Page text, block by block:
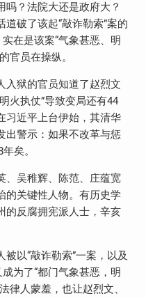
吗？法院大还是政府大？
破了该起“敲诈勒索”案的
在是该案“气象甚恶、明
官员在操纵。
入狱的官员知道了赵烈文
火执仗”导致变局还有44
习近平上台伊始，其清华
出警示：如果不改革与惩
矣。
、吴稚辉、陈范、庄蕴宽
的关键性人物。有历史学
的反腐拥宪派人士，辛亥
以“敲诈勒索”一案，以及
为了“都门气象甚恶，明
律人蒙羞，也让赵烈文、